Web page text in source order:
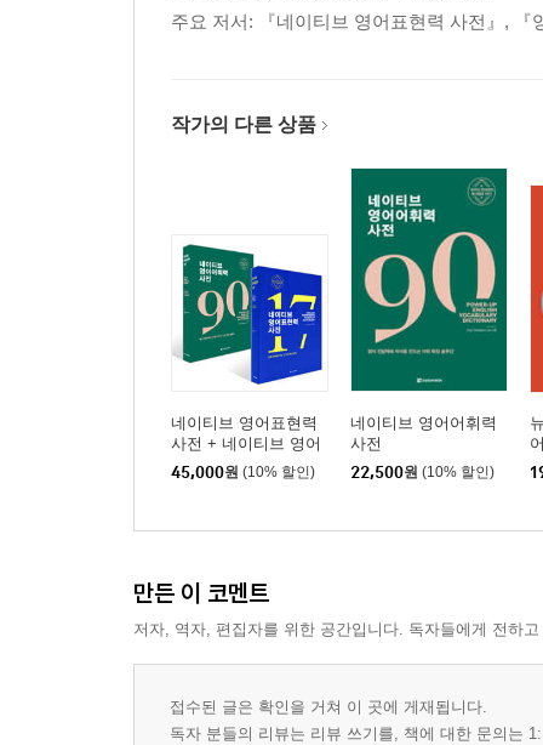
across after along apart around aside away back
[동사＋명사]간 궁합을 모르면 평생 엉터리 영어이
⑵ 기본 동사＋(동사에서 온) 명사
CHAPTER 6
영어의 길은 동사로 통한다
⑴ 동사로 부사 표현하기
⑵ 동사로 비교급 표현하기
CHAPTER 7
⑴ 동사 대신 명사로 표현하기
CHAPTER 8
여러 품사에서 온 동사는 쓰임새도 화려하다
⑴ 명사에서 온 동사
주요 저서: 『네이티브 영어표현력 사전』,
작가의 다른 상품
네이티브 영어표현력
사전 + 네이티브 영어
어휘력 사전 세트
45,000원 (10% 할인)
네이티브 영어어휘력
사전
22,500원 (10% 할인)
만든 이 코멘트
저자, 역자, 편집자를 위한 공간입니다. 독자들에게 전하
접수된 글은 확인을 거쳐 이 곳에 게재됩니다.
독자 분들의 리뷰는 리뷰 쓰기를, 책에 대한 문의는